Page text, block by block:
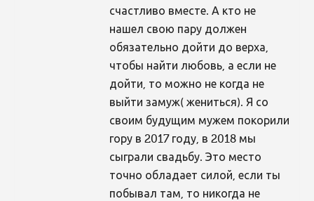
счастливо вместе. А кто не
нашел свою пару должен
обязательно дойти до верха,
чтобы найти любовь, а если не
дойти, то можно не когда не
выйти замуж( жениться). Я со
своим будущим мужем покорили
гору в 2017 году, в 2018 мы
сыграли свадьбу. Это место
точно обладает силой, если ты
побывал там, то никогда не